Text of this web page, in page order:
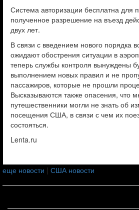
Система авторизации бесплатна для
полученное разрешение на въезд
двух лет.
В связи с введением нового порядка
ожидают обострения ситуации в
теперь службы контроля вынуждены
выполнением новых правил и не
пассажиров, которые не прошли
Высказываются также опасения, что
путешественники могли не знать об
посещения США, в связи с чем их
состояться.
Lenta.ru
еще новости | США новости